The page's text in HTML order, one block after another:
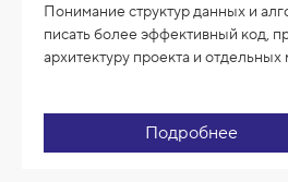
Понимание структур данных и
писать более эффективный код,
архитектуру проекта и отдельных
Подробнее